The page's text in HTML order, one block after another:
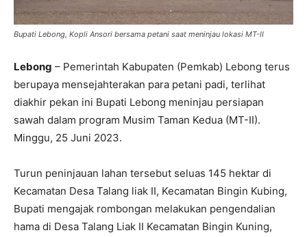
Bupati Lebong, Kopli Ansori bersama petani saat meninjau lokasi MT-II
Lebong – Pemerintah Kabupaten (Pemkab) Lebong terus
berupaya mensejahterakan para petani padi, terlihat
diakhir pekan ini Bupati Lebong meninjau persiapan
sawah dalam program Musim Taman Kedua (MT-II).
Minggu, 25 Juni 2023.
Turun peninjauan lahan tersebut seluas 145 hektar di
Kecamatan Desa Talang liak II, Kecamatan Bingin Kubing,
Bupati mengajak rombongan melakukan pengendalian
hama di Desa Talang Liak II Kecamatan Bingin Kuning,